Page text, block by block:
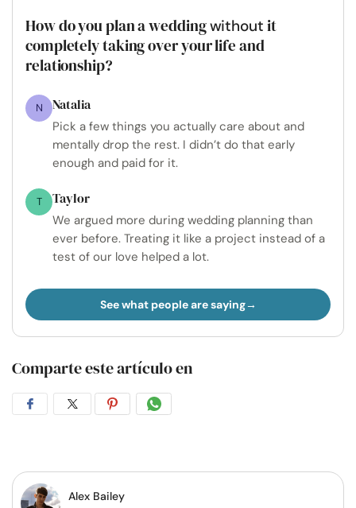
How do you plan a weddingwithout it
completely taking over your life and
relationship?
N Natalia
Pick a few things you actually care about and
mentally drop the rest. I didn’t do that early
enough and paid for it.
T Taylor
We argued more during wedding planning than
ever before. Treating it like a project instead of a
test of our love helped a lot.
See what people are saying
Comparte este artículo en
CompartirCompartirCompartirCompartir
Alex Bailey